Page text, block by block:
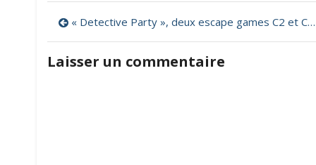
Navigation
de
l’article
« Detective Party », deux escape games C2 et C3 pour s’entraîner en français et en mathématiques
Laisser un commentaire